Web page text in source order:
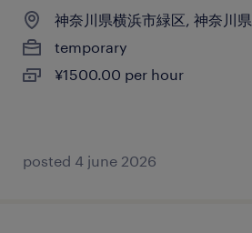
神奈川県横浜市緑区, 神奈川県
temporary
¥1500.00 per hour
posted 4 june 2026